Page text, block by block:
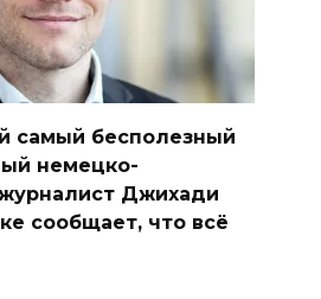
самый бесполезный
немецко-
Джихади
сообщает, что всё